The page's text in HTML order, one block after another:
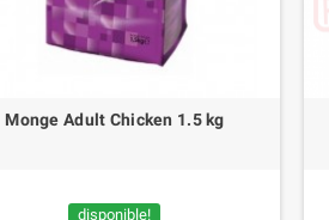
Monge Adult Chicken 1.5 kg
disponible!